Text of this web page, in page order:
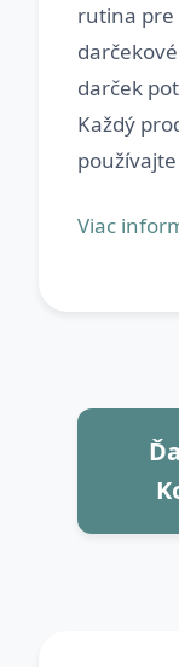
rutina pre
darček
Každý